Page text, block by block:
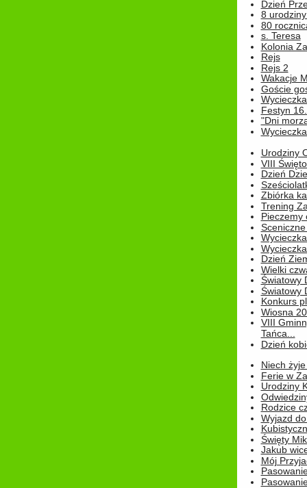
Dzień
8
80
s. Teresa
Kolonia
Rejs
Rejs 2
Wakacje
Goście
Festyn
"Dni
Urodziny
VIII
Dzień
Zbiórka
Trening
Pieczemy
Dzień
Wielki
Światowy
Światowy
Konkurs
Wiosna
VIII
Tańca...
Dzień
Niech
Ferie w
Urodziny
Rodzice
Wyjazd
Święty
Jakub
Mój